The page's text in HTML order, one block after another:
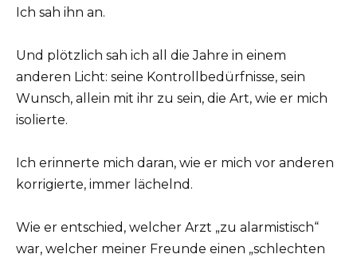
Ich sah ihn an.
Und plötzlich sah ich all die Jahre in einem
anderen Licht: seine Kontrollbedürfnisse, sein
Wunsch, allein mit ihr zu sein, die Art, wie er mich
isolierte.
Ich erinnerte mich daran, wie er mich vor anderen
korrigierte, immer lächelnd.
Wie er entschied, welcher Arzt „zu alarmistisch“
war, welcher meiner Freunde einen „schlechten